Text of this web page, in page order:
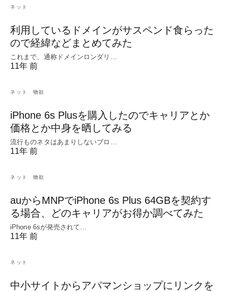
ネット
利用しているドメインがサスペンド食らった
ので経緯などまとめてみた
これまで、通称ドメインロンダリ…
11年 前
ネット 物欲
iPhone 6s Plusを購入したのでキャリアとか
価格とか中身を晒してみる
流行ものネタはあまりしないブロ…
11年 前
ネット 物欲
auからMNPでiPhone 6s Plus 64GBを契約す
る場合、どのキャリアがお得か調べてみた
iPhone 6sが発売されて…
11年 前
ネット
中小サイトからアパマンショップにリンクを